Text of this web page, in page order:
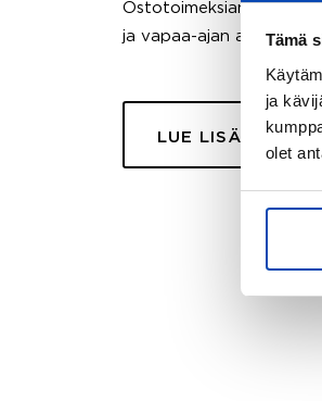
Tämä
ja
olet
ja vapaa-ajan asuntojen
LUE LISÄÄ